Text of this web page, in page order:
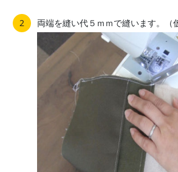
両端を縫い代５ｍｍで縫います。（